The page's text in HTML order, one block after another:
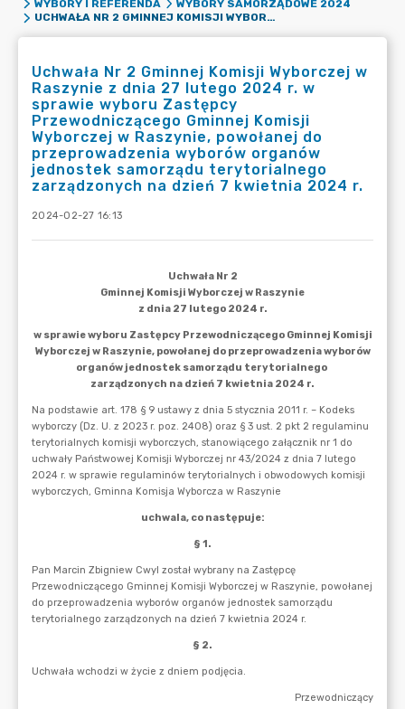
WYBORY I REFERENDA
WYBORY SAMORZĄDOWE 2024
UCHWAŁA NR 2 GMINNEJ KOMISJI WYBORCZEJ W RASZYNIE Z DNIA 27 LUTEGO 2024 R. W SPRAWIE WYBORU ZASTĘPCY PRZEWODNICZĄCEGO GMINNEJ KOMISJI WYBORCZEJ W RASZYNIE, POWOŁANEJ DO PRZEPROWADZENIA WYBORÓW ORGANÓW JEDNOSTEK SAMORZĄDU TERYTORIALNEGO ZARZĄDZONYCH NA DZIEŃ 7 KWIETNIA 2024 R.
Uchwała Nr 2 Gminnej Komisji Wyborczej w
Raszynie z dnia 27 lutego 2024 r. w
sprawie wyboru Zastępcy
Przewodniczącego Gminnej Komisji
Wyborczej w Raszynie, powołanej do
przeprowadzenia wyborów organów
jednostek samorządu terytorialnego
zarządzonych na dzień 7 kwietnia 2024 r.
2024-02-27 16:13